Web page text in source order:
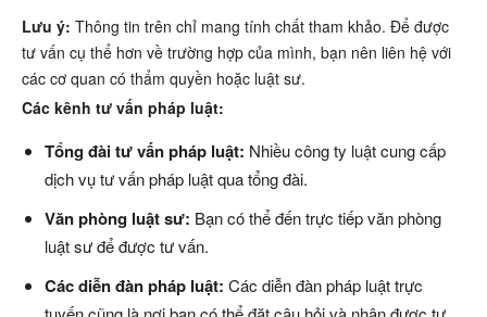
Lưu ý: Thông tin trên chỉ mang tính chất tham khảo. Để được
tư vấn cụ thể hơn về trường hợp của mình, bạn nên liên hệ với
các cơ quan có thẩm quyền hoặc luật sư.
Các kênh tư vấn pháp luật:
Tổng đài tư vấn pháp luật: Nhiều công ty luật cung cấp
dịch vụ tư vấn pháp luật qua tổng đài.
Văn phòng luật sư: Bạn có thể đến trực tiếp văn phòng
luật sư để được tư vấn.
Các diễn đàn pháp luật: Các diễn đàn pháp luật trực